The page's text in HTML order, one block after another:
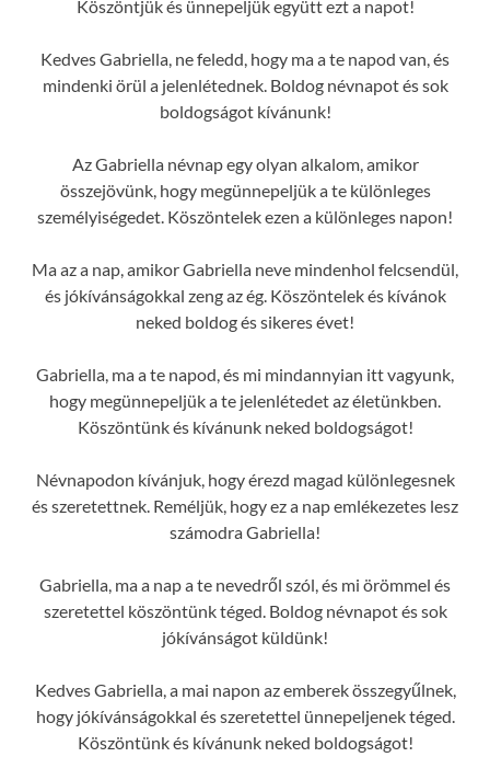
Köszöntjük és ünnepeljük együtt ezt a napot!
Kedves Gabriella, ne feledd, hogy ma a te napod van, és
mindenki örül a jelenlétednek. Boldog névnapot és sok
boldogságot kívánunk!
Az Gabriella névnap egy olyan alkalom, amikor
összejövünk, hogy megünnepeljük a te különleges
személyiségedet. Köszöntelek ezen a különleges napon!
Ma az a nap, amikor Gabriella neve mindenhol felcsendül,
és jókívánságokkal zeng az ég. Köszöntelek és kívánok
neked boldog és sikeres évet!
Gabriella, ma a te napod, és mi mindannyian itt vagyunk,
hogy megünnepeljük a te jelenlétedet az életünkben.
Köszöntünk és kívánunk neked boldogságot!
Névnapodon kívánjuk, hogy érezd magad különlegesnek
és szeretettnek. Reméljük, hogy ez a nap emlékezetes lesz
számodra Gabriella!
Gabriella, ma a nap a te nevedről szól, és mi örömmel és
szeretettel köszöntünk téged. Boldog névnapot és sok
jókívánságot küldünk!
Kedves Gabriella, a mai napon az emberek összegyűlnek,
hogy jókívánságokkal és szeretettel ünnepeljenek téged.
Köszöntünk és kívánunk neked boldogságot!